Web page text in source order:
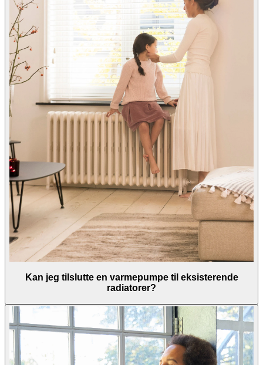
Kan jeg tilslutte en varmepumpe til eksisterende
radiatorer?